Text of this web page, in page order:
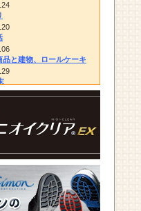
品と建物、ロールケーキ